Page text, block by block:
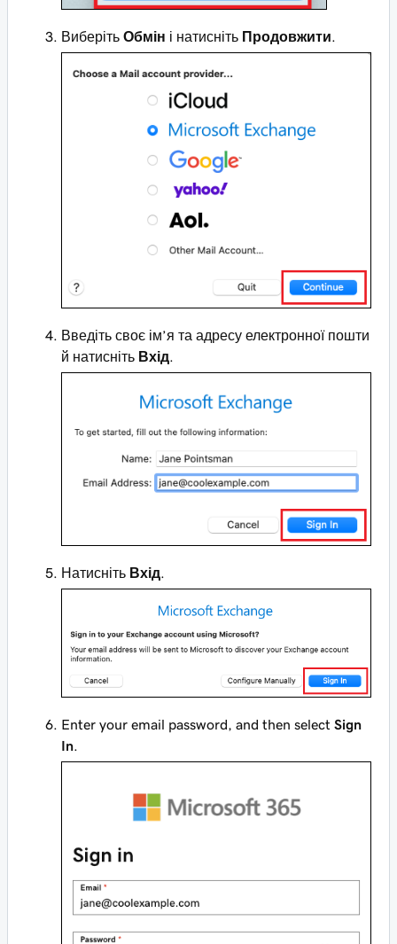
Виберіть Обмін і натисніть Продовжити
Введіть своє ім’я та адресу електронної пошти
й натисніть Вхід.
Натисніть Вхід.
Enter your email password, and then select Sign
In